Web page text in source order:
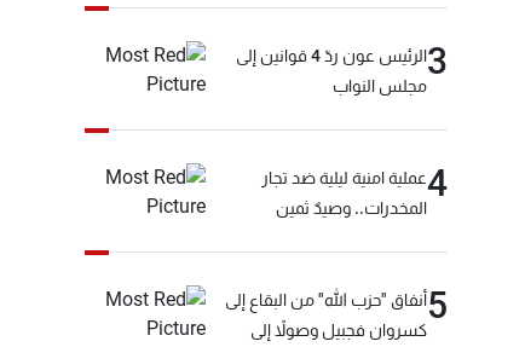
3
الرئيس عون ردّ 4 قوانين إلى
مجلس النواب
4عملية امنية ليلية ضد تجار
المخدرات.. وصيدٌ ثمين
5أنفاق "حزب الله" من البقاع إلى
كسروان فجبيل وصولاً إلى